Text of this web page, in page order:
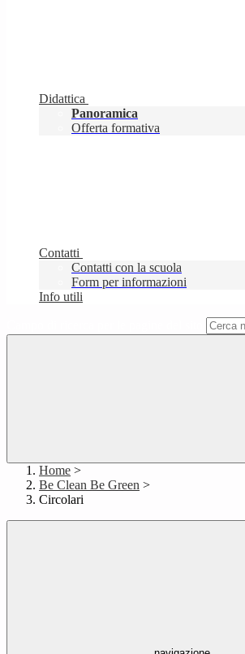
Didattica
Panoramica
Offerta formativa
Contatti
Contatti con la scuola
Form per informazioni
Info utili
Home >
Be Clean Be Green >
Circolari